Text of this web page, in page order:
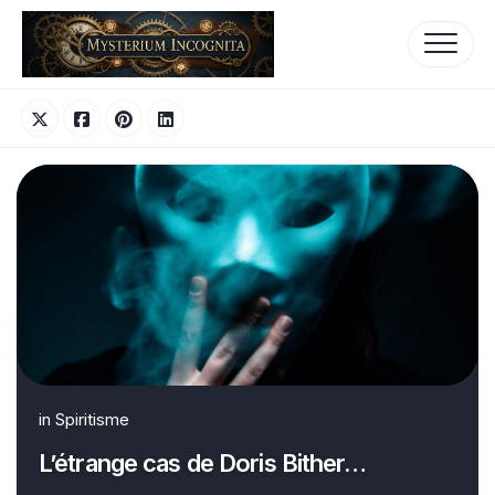
Skip
content
in Spiritisme
L’étrange cas de Doris Bither…